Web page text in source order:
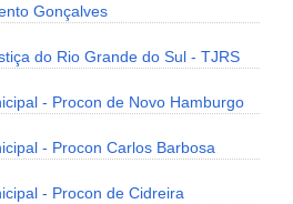
Gonçalves
do Rio Grande do Sul - TJRS
- Procon de Novo Hamburgo
- Procon Carlos Barbosa
- Procon de Cidreira